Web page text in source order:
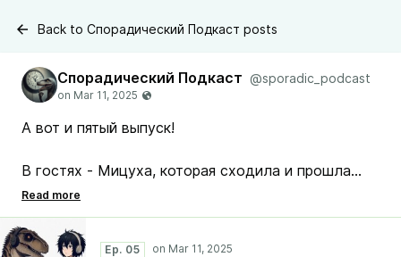
Back to Спорадический Подкаст posts
Спорадический Подкаст @sporadic_podcast
А вот и пятый выпуск!
В гостях - Мицуха, которая сходила и прошла
месячный отборный этап первичного обучения в
"Школе 21", где бесплатно учат IT
специальностям.
Ep. 05